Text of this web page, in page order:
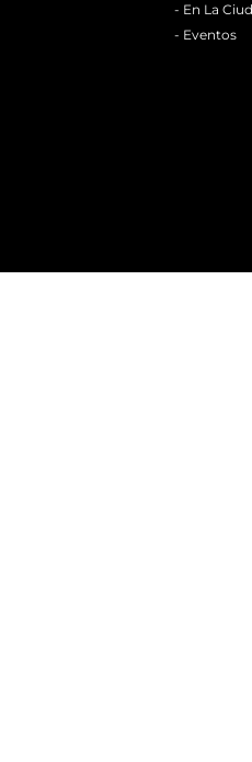
- En La
- Eventos